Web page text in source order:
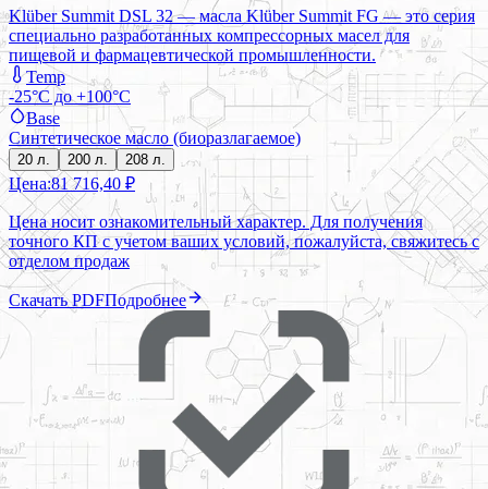
Klüber Summit DSL 32 — масла Klüber Summit FG — это серия
специально разработанных компрессорных масел для
пищевой и фармацевтической промышленности.
Temp
-25°C до +100°C
Base
Синтетическое масло (биоразлагаемое)
20 л. 200 л. 208 л.
Цена:81 716,40 ₽
Цена носит ознакомительный характер. Для получения
точного КП с учетом ваших условий, пожалуйста, свяжитесь с
отделом продаж
Скачать PDFПодробнее